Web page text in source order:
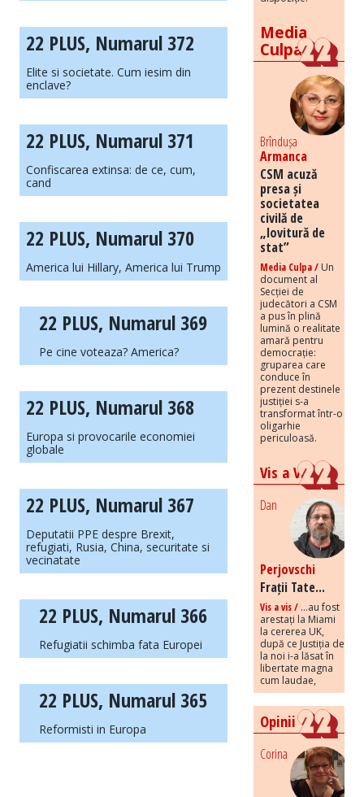
22 PLUS, Numarul 372
Elite si societate. Cum iesim din
enclave?
22 PLUS, Numarul 371
Confiscarea extinsa: de ce, cum,
cand
22 PLUS, Numarul 370
America lui Hillary, America lui Trump
22 PLUS, Numarul 369
Pe cine voteaza? America?
22 PLUS, Numarul 368
Europa si provocarile economiei
globale
22 PLUS, Numarul 367
Deputatii PPE despre Brexit,
refugiati, Rusia, China, securitate si
vecinatate
22 PLUS, Numarul 366
Refugiatii schimba fata Europei
22 PLUS, Numarul 365
Reformisti in Europa
Media
Culpa
Brîndușa
Armanca
CSM acuză
presa și
societatea
civilă de
„lovitură de
stat”
Media Culpa / Un
document al
Secției de
judecători a CSM
a pus în plină
lumină o realitate
amară pentru
democrație:
gruparea care
conduce în
prezent destinele
justiției s-a
transformat într-o
oligarhie
periculoasă.
Vis a Vis
Dan
Perjovschi
Frații Tate...
Vis a vis / ...au fost
arestați la Miami
la cererea UK,
după ce Justiția de
la noi i-a lăsat în
libertate magna
cum laudae,
Opinii
Corina